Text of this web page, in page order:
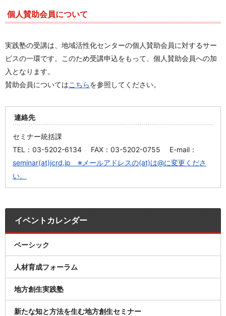
個人賛助会員について
実践塾の受講は、地域活性化センターの個人賛助会員に対するサー
ビスの一環です。このため受講申込をもって、個人賛助会員への加
入となります。
賛助会員についてはこちらを参照してください。
連絡先
セミナー統括課
TEL：03-5202-6134 FAX：03-5202-0755 E-mail：
seminar(at)jcrd.jp ※メールアドレスの(at)は@に変更くださ
い。
イベントカレンダー
ベーシック
人材育成フォーラム
地方創生実践塾
新たな知と方法を生む地方創生セミナー